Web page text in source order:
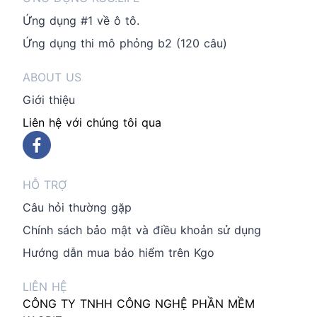
Ứng dụng #1 về ô tô.
Ứng dụng thi mô phỏng b2 (120 câu)
ABOUT US
Giới thiệu
Liên hệ với chúng tôi qua
HỖ TRỢ
Câu hỏi thường gặp
Chính sách bảo mật và điều khoản sử dụng
Hướng dẫn mua bảo hiểm trên Kgo
LIÊN HỆ
CÔNG TY TNHH CÔNG NGHỆ PHẦN MỀM